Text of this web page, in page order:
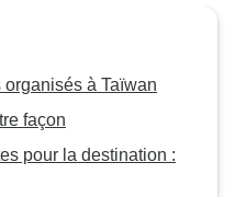
à Taïwan
façon
pour la destination :